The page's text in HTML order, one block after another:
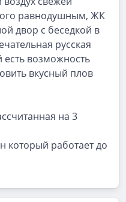
равнодушным, ЖК
двор с беседкой в
русская
есть возможность
вкусный плов
на 3
который работает до